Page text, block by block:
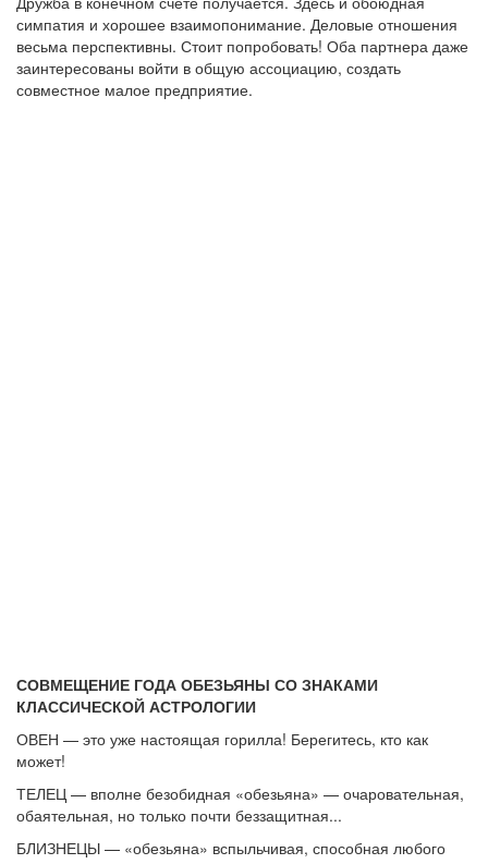
симпатия и хорошее взаимопонимание. Деловые отношения
весьма перспективны. Стоит попробовать! Оба партнера даже
заинтересованы войти в общую ассоциацию, создать
совместное малое предприятие.
СОВМЕЩЕНИЕ ГОДА ОБЕЗЬЯНЫ СО ЗНАКАМИ
КЛАССИЧЕСКОЙ АСТРОЛОГИИ
ОВЕН — это уже настоящая горилла! Берегитесь, кто как
может!
ТЕЛЕЦ — вполне безобидная «обезьяна» — очаровательная,
обаятельная, но только почти беззащитная...
БЛИЗНЕЦЫ — «обезьяна» вспыльчивая, способная любого